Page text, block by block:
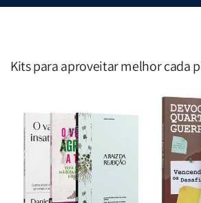
Kits para aproveitar melhor cada